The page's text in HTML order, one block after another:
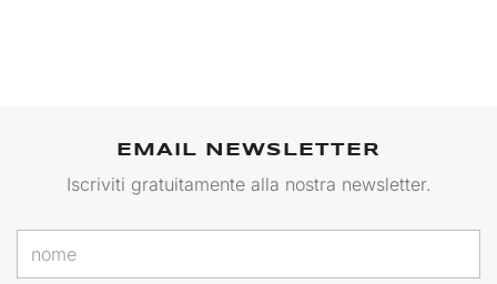
EMAIL NEWSLETTER
Iscriviti gratuitamente alla nostra newsletter.